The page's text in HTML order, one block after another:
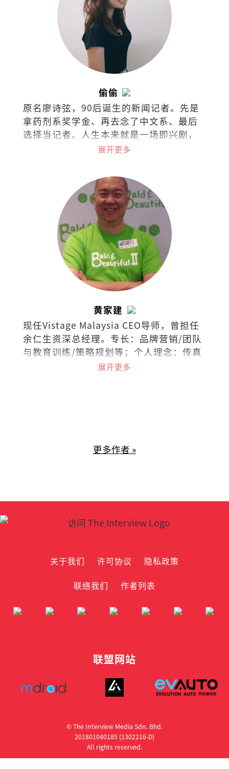
偷偷
原名廖诗弦，90后诞生的新闻记者。先是
拿药剂系奖学金、再去念了中文系、最后
选择当记者。人生本来就是一场即兴剧，
无需固定脚本，只需勇气和创造力。
展开更多
黄家建
现任Vistage Malaysia CEO导师，曾担任
余仁生资深总经理。专长：品牌营销/团队
与教育训练/策略规划等；个人理念：传真
情、创智慧、成就人。
展开更多
更多作者 »
关于我们 许可协议
隐私政策
联络我们
作者列表
联盟网站
© The Interview Media Sdn. Bhd.
201801040185 (1302216­-D)
All rights reserved.